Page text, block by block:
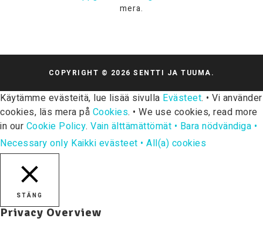
mera.
COPYRIGHT © 2026 SENTTI JA TUUMA.
Käytämme evästeitä, lue lisää sivulla Evästeet. • Vi använder
cookies, läs mera på Cookies. • We use cookies, read more
in our Cookie Policy. Vain älttämättömät • Bara nödvändiga •
Necessary only Kaikki evästeet • All(a) cookies
STÄNG
Privacy Overview